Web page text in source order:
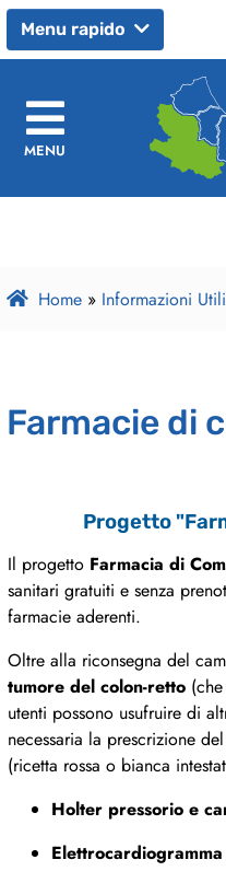
Menu rapido
MENU
Home » Informazioni Utili
Farmacie di
Progetto
Il progetto Farmacia di
sanitari gratuiti e senza
farmacie aderenti.
Oltre alla riconsegna del
tumore del colon-retto
utenti possono usufruire di
necessaria la prescrizione
(ricetta rossa o bianca
Holter pressorio e
Elettrocardiogramma